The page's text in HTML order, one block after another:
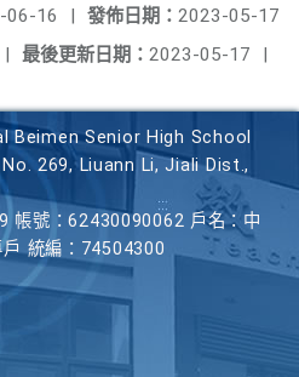
發佈日期： 2023-05-17
06-16
|
最後更新日期： 2023-05-17 |
|
Beimen Senior High School
269, Liuann Li, Jiali Dist.,
帳號：62430090062 戶名：中
統編：74504300